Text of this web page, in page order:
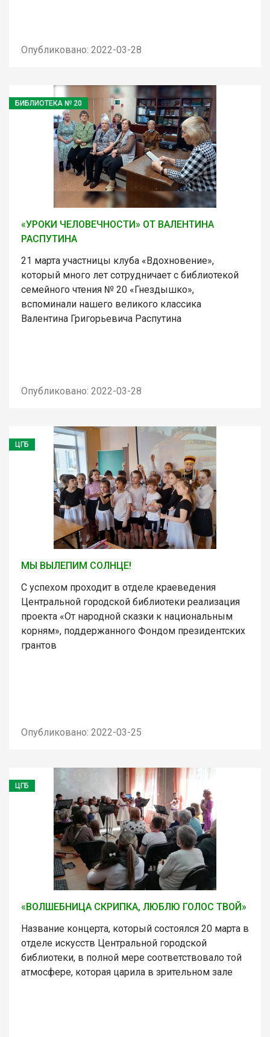
Опубликовано: 2022-03-28
БИБЛИОТЕКА № 20
«УРОКИ ЧЕЛОВЕЧНОСТИ» ОТ ВАЛЕНТИНА
РАСПУТИНА
21 марта участницы клуба «Вдохновение»,
который много лет сотрудничает с библиотекой
семейного чтения № 20 «Гнездышко»,
вспоминали нашего великого классика
Валентина Григорьевича Распутина
Опубликовано: 2022-03-28
ЦГБ
МЫ ВЫЛЕПИМ СОЛНЦЕ!
С успехом проходит в отделе краеведения
Центральной городской библиотеки реализация
проекта «От народной сказки к национальным
корням», поддержанного Фондом президентских
грантов
Опубликовано: 2022-03-25
ЦГБ
«ВОЛШЕБНИЦА СКРИПКА, ЛЮБЛЮ ГОЛОС ТВОЙ»
Название концерта, который состоялся 20 марта в
отделе искусств Центральной городской
библиотеки, в полной мере соответствовало той
атмосфере, которая царила в зрительном зале